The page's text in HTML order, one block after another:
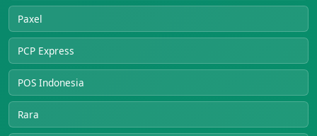
Paxel
PCP Express
POS Indonesia
Rara